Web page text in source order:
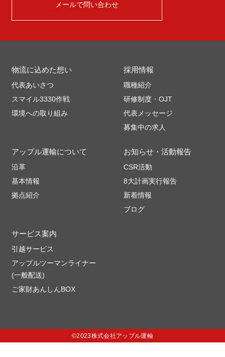
メールで問い合わせ
物流に込めた想い
代表あいさつ
スマイル3330作戦
環境への取り組み
アップル運輸について
沿革
基本情報
拠点紹介
サービス案内
引越サービス
アップルツーマンライナー
(一般配送)
ご家財あんしんBOX
お知らせ・活動報告
CSR活動
8大計画実行報告
新着情報
ブログ
採用情報
職種紹介
研修制度・OJT
代表メッセージ
募集中の求人
©2023株式会社アップル運輸